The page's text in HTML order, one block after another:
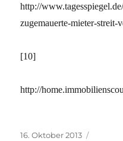
http://
zugemauerte-mieter-streit-
[10]
http://
Veröffentlicht
16. Oktober 2013